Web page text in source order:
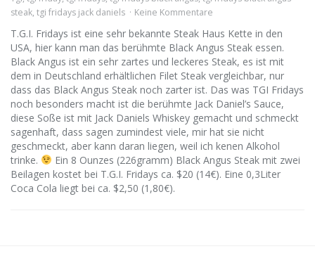
steak, tgi fridays jack daniels Keine Kommentare
T.G.I. Fridays ist eine sehr bekannte Steak Haus Kette in den
USA, hier kann man das berühmte Black Angus Steak essen.
Black Angus ist ein sehr zartes und leckeres Steak, es ist mit
dem in Deutschland erhältlichen Filet Steak vergleichbar, nur
dass das Black Angus Steak noch zarter ist. Das was TGI Fridays
noch besonders macht ist die berühmte Jack Daniel’s Sauce,
diese Soße ist mit Jack Daniels Whiskey gemacht und schmeckt
sagenhaft, dass sagen zumindest viele, mir hat sie nicht
geschmeckt, aber kann daran liegen, weil ich kenen Alkohol
trinke.
Ein 8 Ounzes (226gramm) Black Angus Steak mit zwei
Beilagen kostet bei T.G.I. Fridays ca. $20 (14€). Eine 0,3Liter
Coca Cola liegt bei ca. $2,50 (1,80€).